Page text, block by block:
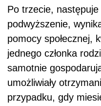
Po trzecie,
podwyższenie,
pomocy społecznej,
jednego członka
samotnie
umożliwiały
przypadku, gdy